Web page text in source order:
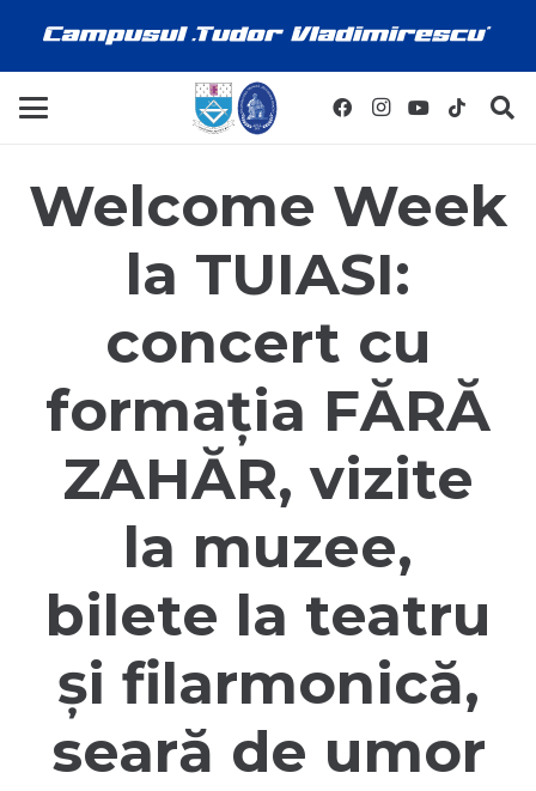
Welcome Week
la TUIASI:
concert cu
formația FĂRĂ
ZAHĂR, vizite
la muzee,
bilete la teatru
și filarmonică,
seară de umor